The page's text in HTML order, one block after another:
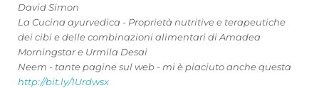
David Simon
La Cucina ayurvedica - Proprietà nutritive e terapeutiche
dei cibi e delle combinazioni alimentari di Amadea
Morningstar e Urmila Desai
Neem - tante pagine sul web - mi è piaciuto anche questa
http://bit.ly/1Urdwsx